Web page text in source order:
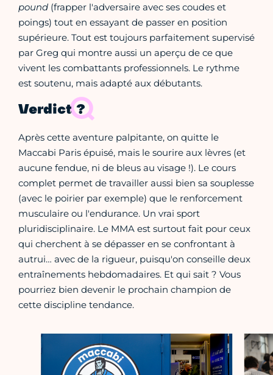
pound (frapper l'adversaire avec ses coudes et
poings) tout en essayant de passer en position
supérieure. Tout est toujours parfaitement supervisé
par Greg qui montre aussi un aperçu de ce que
vivent les combattants professionnels. Le rythme
est soutenu, mais adapté aux débutants.
Verdict ?
Après cette aventure palpitante, on quitte le
Maccabi Paris épuisé, mais le sourire aux lèvres (et
aucune fendue, ni de bleus au visage !). Le cours
complet permet de travailler aussi bien sa souplesse
(avec le poirier par exemple) que le renforcement
musculaire ou l'endurance. Un vrai sport
pluridisciplinaire. Le MMA est surtout fait pour ceux
qui cherchent à se dépasser en se confrontant à
autrui… avec de la rigueur, puisqu'on conseille deux
entraînements hebdomadaires. Et qui sait ? Vous
pourriez bien devenir le prochain champion de
cette discipline tendance.